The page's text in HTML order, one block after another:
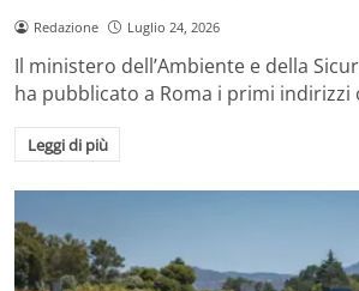
Redazione Luglio 24, 2026
Il ministero dell’Ambiente e della
ha pubblicato a Roma i primi
Leggi di più